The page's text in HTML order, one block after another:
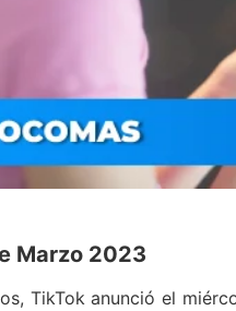
Marzo 2023
TikTok anunció el